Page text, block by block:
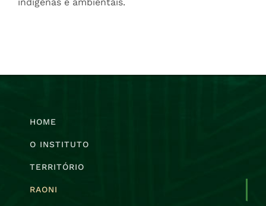
HOME
O INSTITUTO
TERRITÓRIO
RAONI